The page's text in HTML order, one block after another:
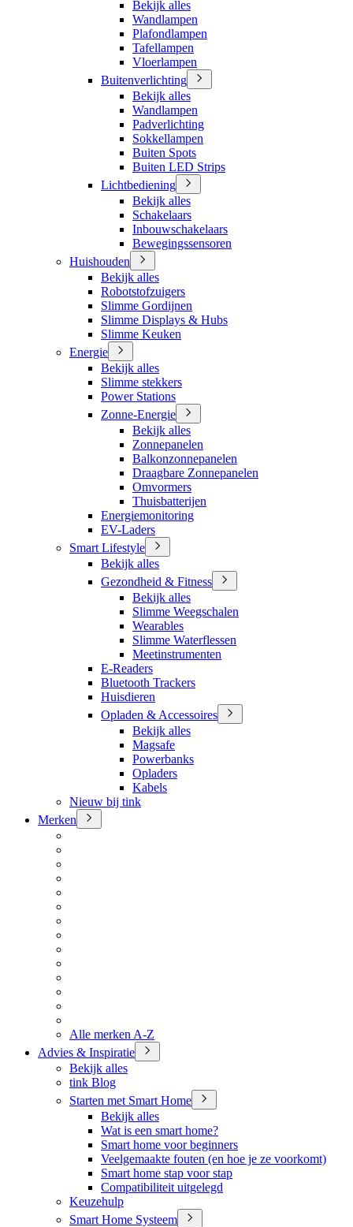
Bekijk alles
Wandlampen
Plafondlampen
Tafellampen
Vloerlampen
Buitenverlichting
Bekijk alles
Wandlampen
Padverlichting
Sokkellampen
Buiten Spots
Buiten LED Strips
Lichtbediening
Bekijk alles
Schakelaars
Inbouwschakelaars
Bewegingssensoren
Huishouden
Bekijk alles
Robotstofzuigers
Slimme Gordijnen
Slimme Displays & Hubs
Slimme Keuken
Energie
Bekijk alles
Slimme stekkers
Power Stations
Zonne-Energie
Bekijk alles
Zonnepanelen
Balkonzonnepanelen
Draagbare Zonnepanelen
Omvormers
Thuisbatterijen
Energiemonitoring
EV-Laders
Smart Lifestyle
Bekijk alles
Gezondheid & Fitness
Bekijk alles
Slimme Weegschalen
Wearables
Slimme Waterflessen
Meetinstrumenten
E-Readers
Bluetooth Trackers
Huisdieren
Opladen & Accessoires
Bekijk alles
Magsafe
Powerbanks
Opladers
Kabels
Nieuw bij tink
Merken
Alle merken A-Z
Advies & Inspiratie
Bekijk alles
tink Blog
Starten met Smart Home
Bekijk alles
Wat is een smart home?
Smart home voor beginners
Veelgemaakte fouten (en hoe je ze voorkomt)
Smart home stap voor stap
Compatibiliteit uitgelegd
Keuzehulp
Smart Home Systeem